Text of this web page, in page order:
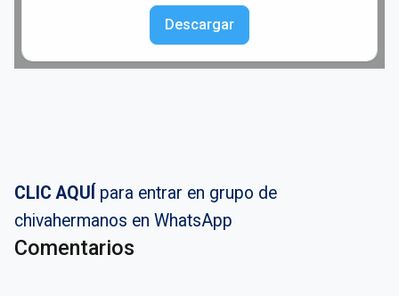
Descargar
CLIC AQUÍ para entrar en grupo de
chivahermanos en WhatsApp
Comentarios